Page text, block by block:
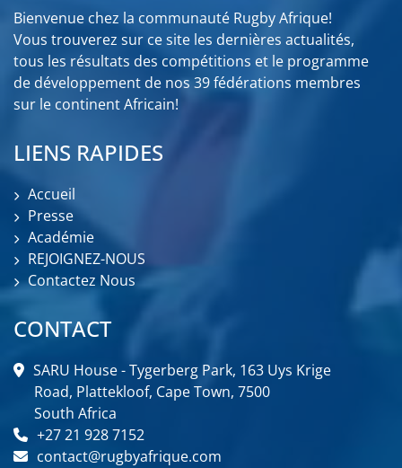
Bienvenue chez la communauté Rugby Afrique!
Vous trouverez sur ce site les dernières actualités,
tous les résultats des compétitions et le programme
de développement de nos 39 fédérations membres
sur le continent Africain!
LIENS RAPIDES
Accueil
Presse
Académie
REJOIGNEZ-NOUS
Contactez Nous
CONTACT
SARU House - Tygerberg Park, 163 Uys Krige
Road, Plattekloof, Cape Town, 7500
South Africa
+27 21 928 7152
contact@rugbyafrique.com